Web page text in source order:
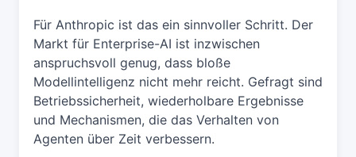
Für Anthropic ist das ein sinnvoller Schritt. Der
Markt für Enterprise-AI ist inzwischen
anspruchsvoll genug, dass bloße
Modellintelligenz nicht mehr reicht. Gefragt sind
Betriebssicherheit, wiederholbare Ergebnisse
und Mechanismen, die das Verhalten von
Agenten über Zeit verbessern.